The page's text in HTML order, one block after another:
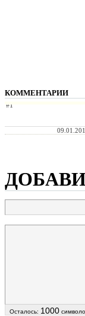
КОММЕНТАРИИ
#1
Осталось: 1000